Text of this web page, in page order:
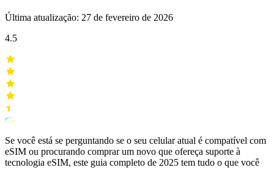
Última atualização: 27 de fevereiro de 2026
4.5
Se você está se perguntando se o seu celular atual é compatível com
eSIM ou procurando comprar um novo que ofereça suporte à
tecnologia eSIM, este guia completo de 2025 tem tudo o que você